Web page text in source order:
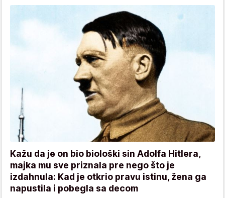
Kažu da je on bio biološki sin Adolfa Hitlera,
majka mu sve priznala pre nego što je
izdahnula: Kad je otkrio pravu istinu, žena ga
napustila i pobegla sa decom